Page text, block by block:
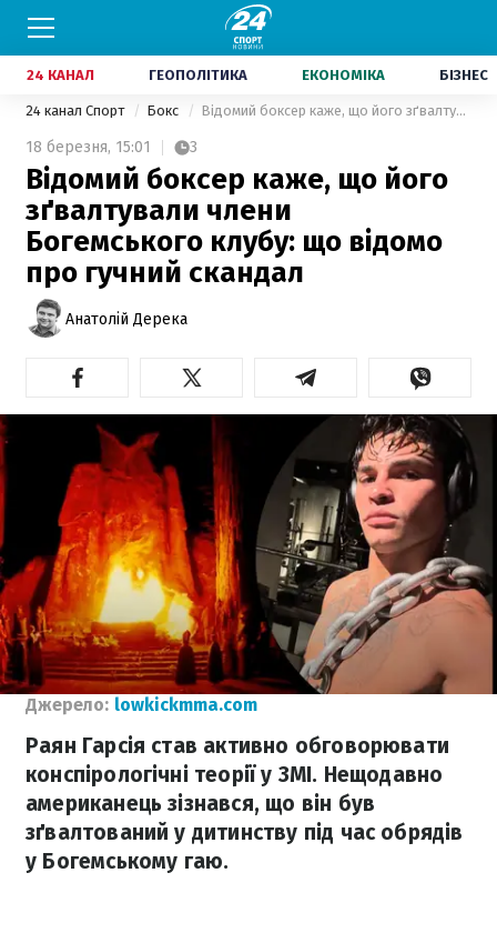
24 КАНАЛ ГЕОПОЛІТИКА ЕКОНОМІКА БІЗНЕС
24 канал Спорт Бокс Відомий боксер каже, що його зґвалтували члени Богемського клубу: що відомо про гучний скандал
18 березня, 15:01 3
Відомий боксер каже, що його
зґвалтували члени
Богемського клубу: що відомо
про гучний скандал
Анатолій Дерека
Джерело: lowkickmma.com
Раян Гарсія став активно обговорювати
конспірологічні теорії у ЗМІ. Нещодавно
американець зізнався, що він був
зґвалтований у дитинству під час обрядів
у Богемському гаю.